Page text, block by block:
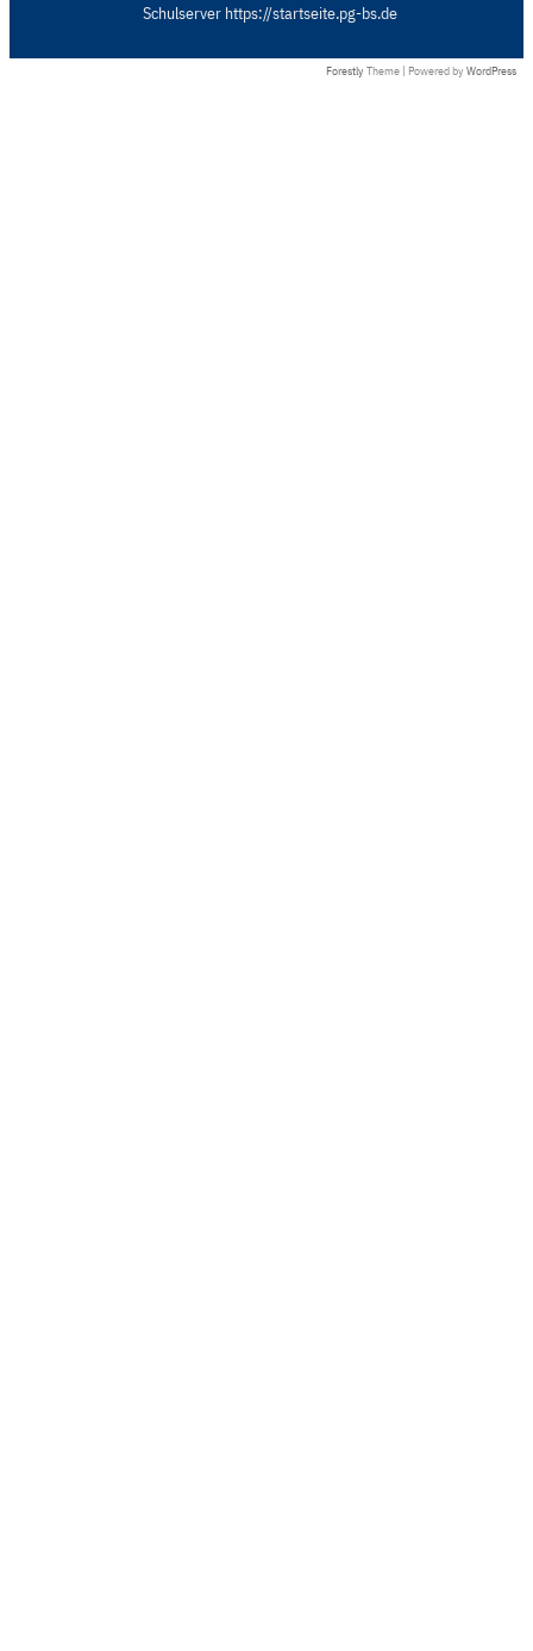
Schulserver https://startseite.pg-bs.de
Forestly Theme | Powered by WordPress